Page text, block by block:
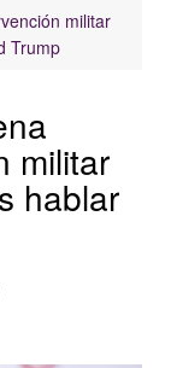
militar
Trump
militar
hablar